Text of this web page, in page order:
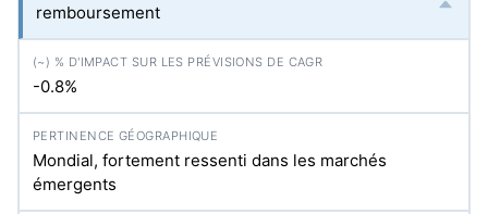
remboursement
-0.8%
Mondial, fortement ressenti dans les marchés
émergents